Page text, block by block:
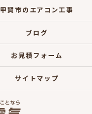
甲賀市のエアコン工事
ブログ
お見積フォーム
サイトマップ